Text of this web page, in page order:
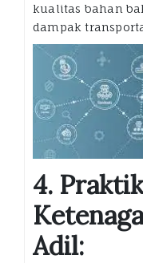
kualitas bahan
dampak
4. Praktik
Adil: